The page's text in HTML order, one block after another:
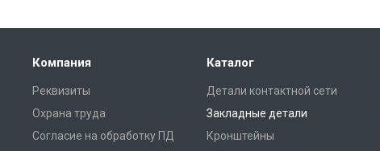
Компания
Реквизиты
Охрана труда
Согласие на обработку ПД
Каталог
Детали контактной сети
Закладные детали
Кронштейны